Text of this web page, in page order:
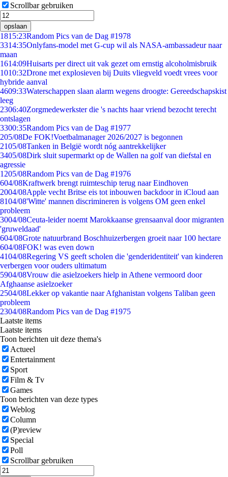
Scrollbar gebruiken
opslaan
1815:23Random Pics van de Dag #1978
3314:35Onlyfans-model met G-cup wil als NASA-ambassadeur naar
maan
1614:09Huisarts per direct uit vak gezet om ernstig alcoholmisbruik
1010:32Drone met explosieven bij Duits vliegveld voedt vrees voor
hybride aanval
4609:33Waterschappen slaan alarm wegens droogte: Gereedschapskist
leeg
2306:40Zorgmedewerkster die 's nachts haar vriend bezocht terecht
ontslagen
3300:35Random Pics van de Dag #1977
205/08De FOK!Voetbalmanager 2026/2027 is begonnen
2105/08Tanken in België wordt nóg aantrekkelijker
3405/08Dirk sluit supermarkt op de Wallen na golf van diefstal en
agressie
1205/08Random Pics van de Dag #1976
604/08Kraftwerk brengt ruimteschip terug naar Eindhoven
2004/08Apple vecht Britse eis tot inbouwen backdoor in iCloud aan
8104/08'Witte' mannen discrimineren is volgens OM geen enkel
probleem
3004/08Ceuta-leider noemt Marokkaanse grensaanval door migranten
'gruweldaad'
604/08Grote natuurbrand Boschhuizerbergen groeit naar 100 hectare
604/08FOK! was even down
4104/08Regering VS geeft scholen die 'genderidentiteit' van kinderen
verbergen voor ouders ultimatum
5904/08Vrouw die asielzoekers hielp in Athene vermoord door
Afghaanse asielzoeker
2504/08Lekker op vakantie naar Afghanistan volgens Taliban geen
probleem
2304/08Random Pics van de Dag #1975
Laatste items
Laatste items
Toon berichten uit deze thema's
Actueel
Entertainment
Sport
Film & Tv
Games
Toon berichten van deze types
Weblog
Column
(P)review
Special
Poll
Scrollbar gebruiken